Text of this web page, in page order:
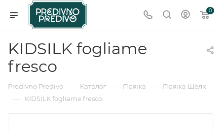
0
KIDSILK fogliame
fresco
Predivno Predivo — Каталог — Пряжа — Пряжа Шелк
— KIDSILK fogliame fresco